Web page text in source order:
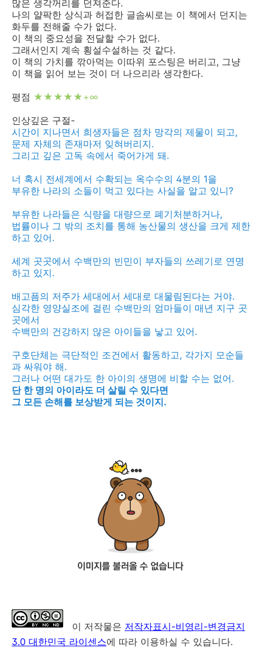
많은 생각꺼리를 던져준다.
나의 얄팍한 상식과 허접한 글솜씨로는 이 책에서 던지는
화두를 전해줄 수가 없다.
이 책의 중요성을 전달할 수가 없다.
그래서인지 계속 횡설수설하는 것 같다.
이 책의 가치를 깎아먹는 이따위 포스팅은 버리고, 그냥
이 책을 읽어 보는 것이 더 나으리라 생각한다.
평점 ★★★★★+∞
인상깊은 구절-
시간이 지나면서 희생자들은 점차 망각의 제물이 되고,
문제 자체의 존재마저 잊혀버리지.
그리고 깊은 고독 속에서 죽어가게 돼.
너 혹시 전세계에서 수확되는 옥수수의 4분의 1을
부유한 나라의 소들이 먹고 있다는 사실을 알고 있니?
부유한 나라들은 식량을 대량으로 폐기처분하거나,
법률이나 그 밖의 조치를 통해 농산물의 생산을 크게 제한
하고 있어.
세계 곳곳에서 수백만의 빈민이 부자들의 쓰레기로 연명
하고 있지.
배고픔의 저주가 세대에서 세대로 대물림된다는 거야.
심각한 영양실조에 걸린 수백만의 엄마들이 매년 지구 곳
곳에서
수백만의 건강하지 않은 아이들을 낳고 있어.
구호단체는 극단적인 조건에서 활동하고, 각가지 모순들
과 싸워야 해.
그러나 어떤 대가도 한 아이의 생명에 비할 수는 없어.
단 한 명의 아이라도 더 살릴 수 있다면
그 모든 손해를 보상받게 되는 것이지.
이 저작물은 저작자표시-비영리-변경금지
3.0 대한민국 라이센스에 따라 이용하실 수 있습니다.